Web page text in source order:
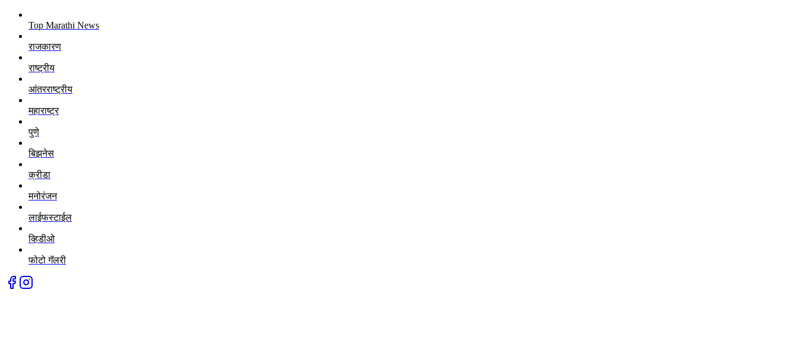
Top Marathi News
राजकारण
राष्ट्रीय
आंतरराष्ट्रीय
महाराष्ट्र
पुणे
बिझनेस
क्रीडा
मनोरंजन
लाईफस्टाईल
व्हिडीओ
फोटो गॅलरी